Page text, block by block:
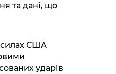
та дані, що
силах США
ударів